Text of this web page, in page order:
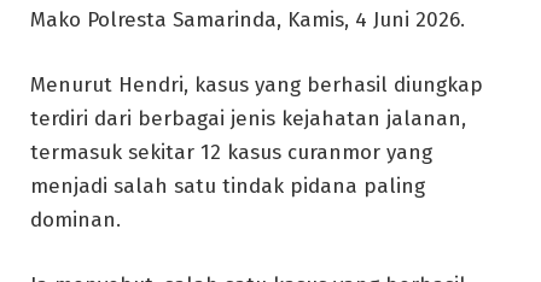
Mako Polresta Samarinda, Kamis, 4 Juni 2026.
Menurut Hendri, kasus yang berhasil diungkap
terdiri dari berbagai jenis kejahatan jalanan,
termasuk sekitar 12 kasus curanmor yang
menjadi salah satu tindak pidana paling
dominan.